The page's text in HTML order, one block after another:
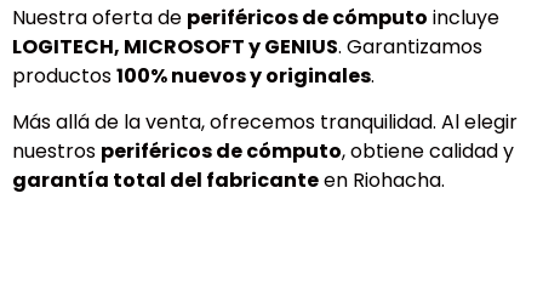
Nuestra oferta de periféricos de cómputo incluye
LOGITECH, MICROSOFT y GENIUS. Garantizamos
productos100% nuevos y originales.
Más allá de la venta, ofrecemos tranquilidad. Al elegir
nuestros periféricos de cómputo, obtiene calidad y
garantía total del fabricanteen Riohacha.